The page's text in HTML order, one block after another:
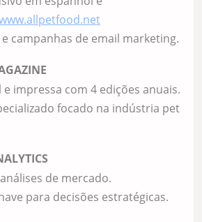
e campanhas de email marketing.
e impressa com 4 edições anuais.
focado na indústria pet
de mercado.
para decisões estratégicas.